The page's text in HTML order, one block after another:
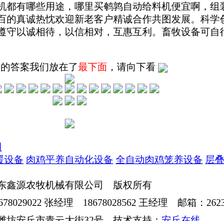
有哪些用途，哪里买鹌鹑自动给料机便宜啊，
真诚热忱欢迎新老客户精诚合作共图发展。科
以诚相待，以信相对，互惠互利。畜牧设备可
答案我们放在了最下面 ，请向下看
设备 肉鸡平养自动化设备 全自动肉鸡笼养设备 层
鑫源农牧机械有限公司 版权所有
张经理 18678028562 王经理 邮箱：